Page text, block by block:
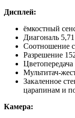
Дисплей:
ёмкостный
Диагональ
Соотношение
Разрешение
Мультитач-
Закаленное
царапинам и
Камера: